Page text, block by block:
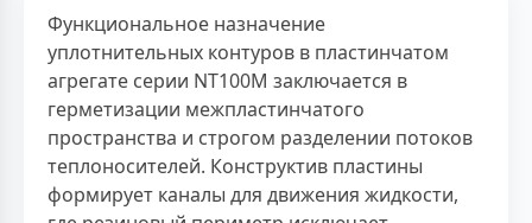
Функциональное назначение
уплотнительных контуров в пластинчатом
агрегате серии NT100M заключается в
герметизации межпластинчатого
пространства и строгом разделении потоков
теплоносителей. Конструктив пластины
формирует каналы для движения жидкости,